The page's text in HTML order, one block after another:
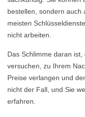
bestellen, sondern auch
meisten
nicht arbeiten.
Das Schlimme daran
versuchen, zu Ihrem
Preise verlangen und
nicht der Fall, und Sie
erfahren.